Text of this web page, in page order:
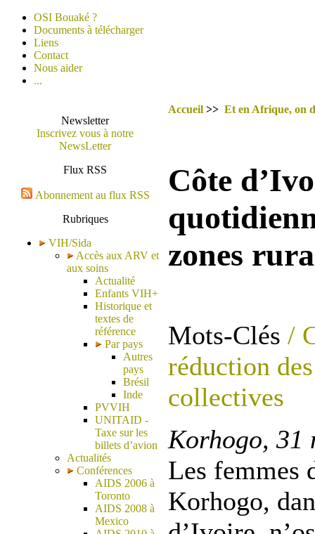
OSI Bouaké ?
Documents à télécharger
Liens
Contact
Nous aider
...
Newsletter
Inscrivez vous à notre
NewsLetter
Flux RSS
Abonnement au flux RSS
Rubriques
VIH/Sida
Accès aux ARV et
aux soins
Actualité
Enfants VIH+
Historique et
textes de
référence
Par pays
Autres
pays
Brésil
Inde
PVVIH
UNITAID -
Taxe sur les
billets d’avion
Actualités
Conférences
AIDS 2006 à
Toronto
AIDS 2008 à
Mexico
Accueil >> Et en Afrique, on
Côte
zones
Mots-Clés /
réduction
collectives
Korhogo, 31
Les femmes
Korhogo,